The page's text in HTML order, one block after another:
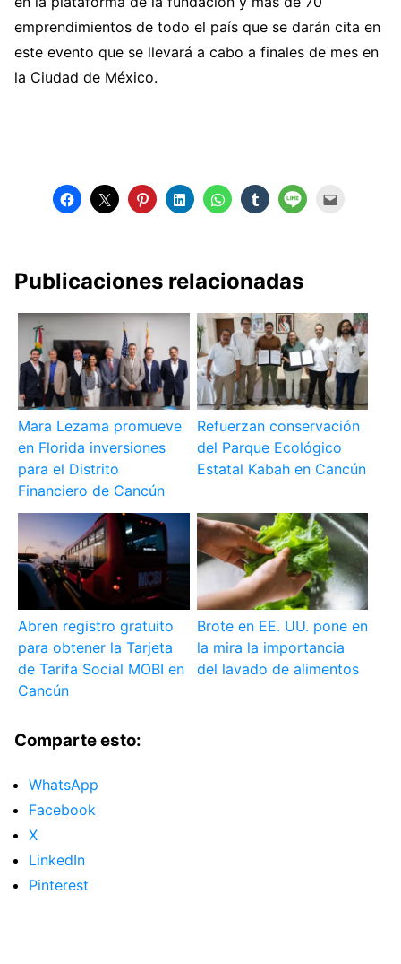
emprendimientos de todo el país que se darán cita en
este evento que se llevará a cabo a finales de mes en
la Ciudad de México.
Publicaciones relacionadas
Mara Lezama promueve
en Florida inversiones
para el Distrito
Financiero de Cancún
Refuerzan conservación
del Parque Ecológico
Estatal Kabah en Cancún
Abren registro gratuito
para obtener la Tarjeta
de Tarifa Social MOBI en
Cancún
Brote en EE. UU. pone en
la mira la importancia
del lavado de alimentos
Comparte esto:
WhatsApp
Facebook
X
LinkedIn
Pinterest